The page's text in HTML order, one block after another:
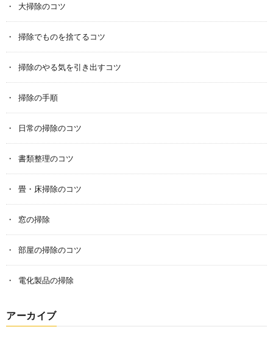
大掃除のコツ
掃除でものを捨てるコツ
掃除のやる気を引き出すコツ
掃除の手順
日常の掃除のコツ
書類整理のコツ
畳・床掃除のコツ
窓の掃除
部屋の掃除のコツ
電化製品の掃除
アーカイブ